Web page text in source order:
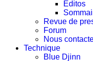
Editos
Revue de
Forum
Nous
Technique
Blue Djinn